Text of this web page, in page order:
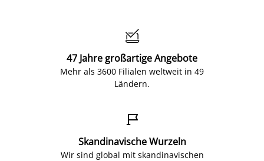

47 Jahre großartige Angebote
Mehr als 3600 Filialen weltweit in 49
Ländern.

Skandinavische Wurzeln
Wir sind global mit skandinavischen